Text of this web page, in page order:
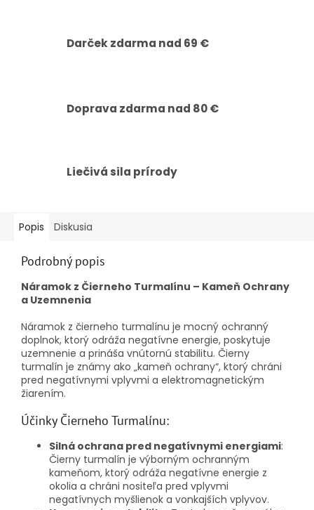
Darček zdarma nad 69 €
Doprava zdarma nad 80 €
Liečivá sila prírody
Popis Diskusia
Podrobný popis
Náramok z Čierneho Turmalínu – Kameň Ochrany
a Uzemnenia
Náramok z čierneho turmalínu je mocný ochranný
doplnok, ktorý odráža negatívne energie, poskytuje
uzemnenie a prináša vnútornú stabilitu. Čierny
turmalín je známy ako „kameň ochrany“, ktorý chráni
pred negatívnymi vplyvmi a elektromagnetickým
žiarením.
Účinky Čierneho Turmalínu:
Silná ochrana pred negatívnymi energiami:
Čierny turmalín je výborným ochranným
kameňom, ktorý odráža negatívne energie z
okolia a chráni nositeľa pred vplyvmi
negatívnych myšlienok a vonkajších vplyvov.